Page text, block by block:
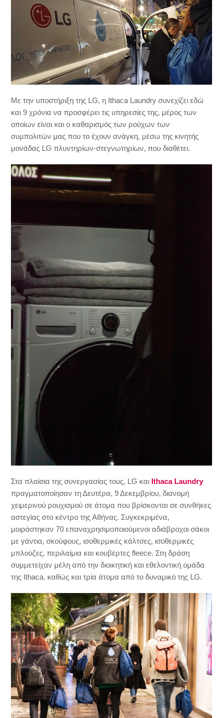
Με την υποστήριξη της LG, η Ithaca Laundry συνεχίζει εδώ
και 9 χρόνια να προσφέρει τις υπηρεσίες της, μέρος των
οποίων είναι και ο καθαρισμός των ρούχων των
συμπολιτών μας που το έχουν ανάγκη, μέσω της κινητής
μονάδας LG πλυντηρίων-στεγνωτηρίων, που διαθέτει.
Στα πλαίσια της συνεργασίας τους, LG και Ithaca Laundry
πραγματοποίησαν τη Δευτέρα, 9 Δεκεμβρίου, διανομή
χειμερινού ρουχισμού σε άτομα που βρίσκονται σε συνθήκες
αστεγίας στο κέντρο της Αθήνας. Συγκεκριμένα,
μοιράστηκαν 70 επαναχρησιμοποιούμενοι αδιάβροχοι σάκοι
με γάντια, σκούφους, ισοθερμικές κάλτσες, ισοθερμικές
μπλούζες, περιλαίμια και κουβέρτες fleece. Στη δράση
συμμετείχαν μέλη από την διοικητική και εθελοντική ομάδα
της Ithaca, καθώς και τρία άτομα από το δυναμικό της LG.